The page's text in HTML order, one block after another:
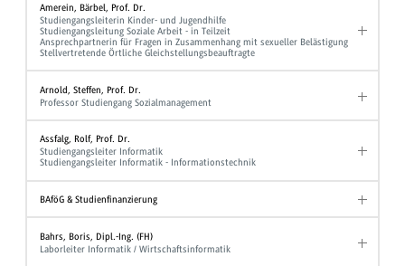
Amerein, Bärbel, Prof. Dr.
Studiengangsleiterin Kinder- und Jugendhilfe
Studiengangsleitung Soziale Arbeit - in Teilzeit
Ansprechpartnerin für Fragen in Zusammenhang mit sexueller Belästigung
Stellvertretende Örtliche Gleichstellungsbeauftragte
Arnold, Steffen, Prof. Dr.
Professor Studiengang Sozialmanagement
Assfalg, Rolf, Prof. Dr.
Studiengangsleiter Informatik
Studiengangsleiter Informatik - Informationstechnik
BAföG & Studienfinanzierung
Bahrs, Boris, Dipl.-Ing. (FH)
Laborleiter Informatik / Wirtschaftsinformatik